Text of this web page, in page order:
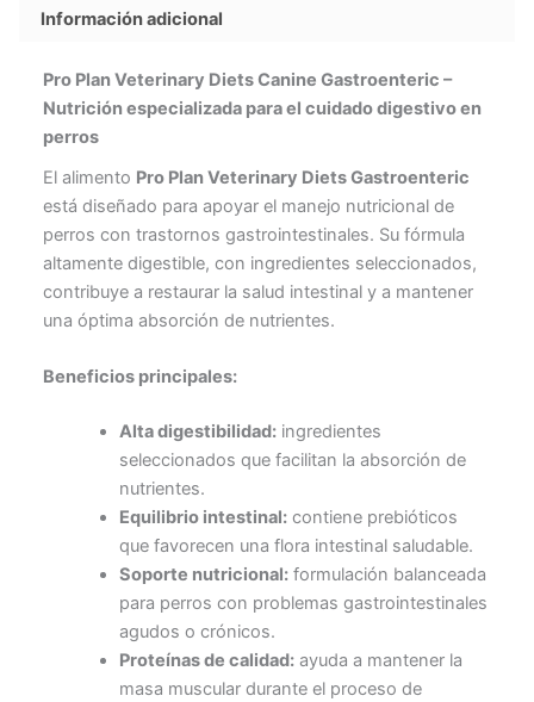
Información adicional
Pro Plan Veterinary Diets Canine Gastroenteric –
Nutrición especializada para el cuidado digestivo en
perros
El alimento Pro Plan Veterinary Diets Gastroenteric
está diseñado para apoyar el manejo nutricional de
perros con trastornos gastrointestinales. Su fórmula
altamente digestible, con ingredientes seleccionados,
contribuye a restaurar la salud intestinal y a mantener
una óptima absorción de nutrientes.
Beneficios principales:
Alta digestibilidad:ingredientes
seleccionados que facilitan la absorción de
nutrientes.
Equilibrio intestinal:contiene prebióticos
que favorecen una flora intestinal saludable.
Soporte nutricional:formulación balanceada
para perros con problemas gastrointestinales
agudos o crónicos.
Proteínas de calidad:ayuda a mantener la
masa muscular durante el proceso de